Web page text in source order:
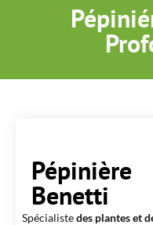
Pépinière
Benetti
Spécialistedes plantes et